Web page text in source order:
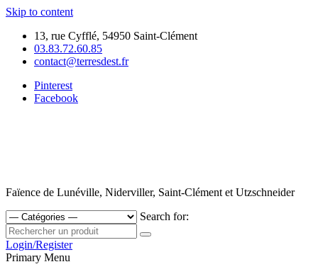
Skip to content
13, rue Cyfflé, 54950 Saint-Clément
03.83.72.60.85
contact@terresdest.fr
Pinterest
Facebook
Faïence de Lunéville, Niderviller, Saint-Clément et Utzschneider
Search for:
Login/Register
Primary Menu